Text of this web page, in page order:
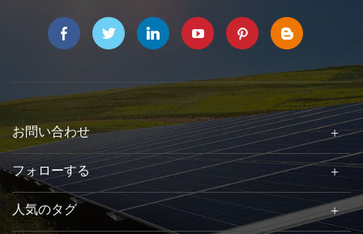
お問い合わせ
フォローする
人気のタグ